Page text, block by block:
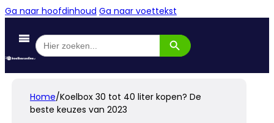
Ga naar hoofdinhoud Ga naar voettekst
Zoek
naar:
Zoekknop
Home/Koelbox 30 tot 40 liter kopen? De
beste keuzes van 2023